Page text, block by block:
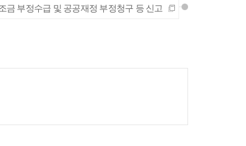
금 부정수급 및 공공재정 부정청구 등 신고